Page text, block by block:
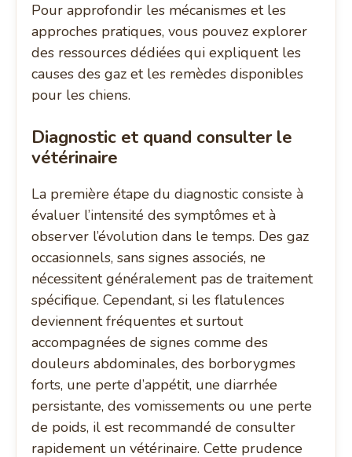
Pour approfondir les mécanismes et les
approches pratiques, vous pouvez explorer
des ressources dédiées qui expliquent les
causes des gaz et les remèdes disponibles
pour les chiens.
Diagnostic et quand consulter le
vétérinaire
La première étape du diagnostic consiste à
évaluer l’intensité des symptômes et à
observer l’évolution dans le temps. Des gaz
occasionnels, sans signes associés, ne
nécessitent généralement pas de traitement
spécifique. Cependant, si les flatulences
deviennent fréquentes et surtout
accompagnées de signes comme des
douleurs abdominales, des borborygmes
forts, une perte d’appétit, une diarrhée
persistante, des vomissements ou une perte
de poids, il est recommandé de consulter
rapidement un vétérinaire. Cette prudence